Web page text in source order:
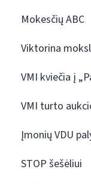
Mokesčių ABC
Viktorina
VMI kviečia į
VMI turto
Įmonių VDU
STOP šešėliui